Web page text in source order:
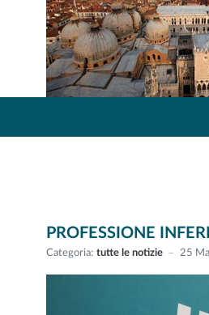
PROFESSIONE
Categoria: tutte le notizie 25